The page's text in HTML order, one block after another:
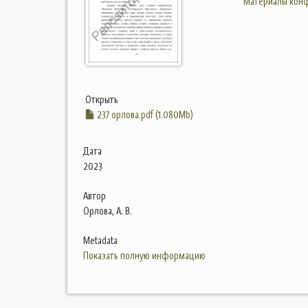
Открыть
237 орлова.pdf (1.080Mb)
Дата
2023
Автор
Орлова, А. В.
Metadata
Показать полную информацию